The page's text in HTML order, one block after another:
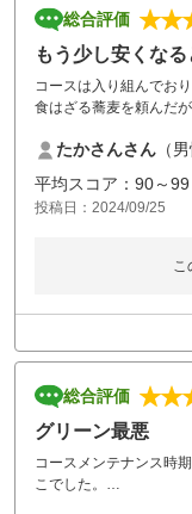
総合評価
もう少し安くなる
コースは入り組んでお
食はざる蕎麦を頼んだ
たかさんさん （
平均スコア：90～99
投稿日：2024/09/25
こ
総合評価
グリーン最悪
コースメンテナンス時
こでした。